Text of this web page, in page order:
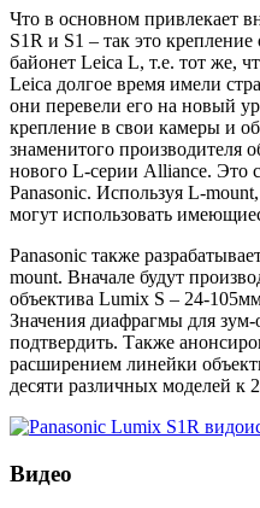
Что в основном привлекает
S1R и S1 – так это
байонет Leica L, т.е. тот же,
Leica долгое время имели
они перевели его на новый
крепление в свои камеры и
знаменитого производителя
нового L-серии Alliance. Это
Panasonic. Используя L-
могут использовать
Panasonic также
mount. Вначале будут
объектива Lumix S – 24-
Значения диафрагмы для
подтвердить. Также
расширением линейки
десяти различных моделей к
Видео